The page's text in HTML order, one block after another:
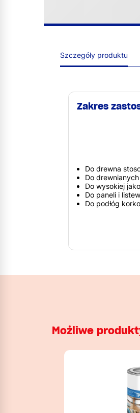
Szczegóły produktu
Zakres
Do drewna
Do
Do wysokiej
Do paneli i listew
Do podłóg
Możliwe